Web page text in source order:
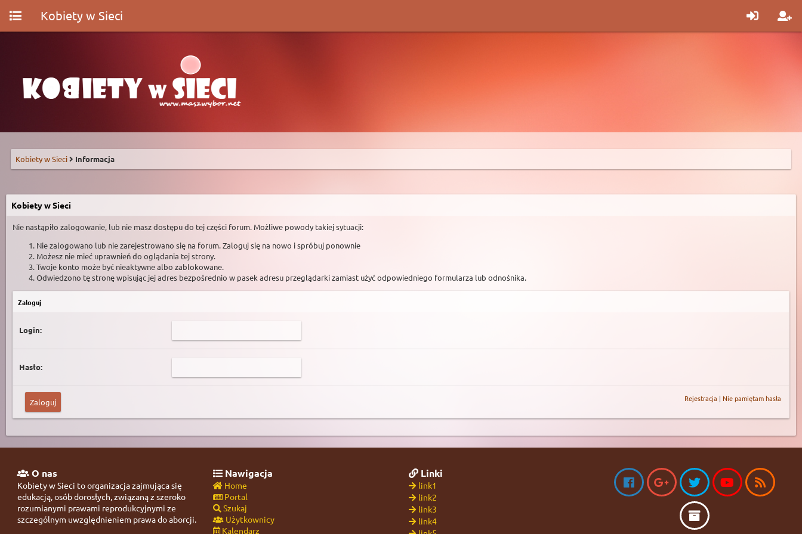
Kobiety w Sieci
Kobiety w Sieci Informacja
Kobiety w Sieci
Nie nastąpiło zalogowanie, lub nie masz dostępu do tej części forum. Możliwe powody takiej sytuacji:
Nie zalogowano lub nie zarejestrowano się na forum. Zaloguj się na nowo i spróbuj ponownie
Możesz nie mieć uprawnień do oglądania tej strony.
Twoje konto może być nieaktywne albo zablokowane.
Odwiedzono tę stronę wpisując jej adres bezpośrednio w pasek adresu przeglądarki zamiast użyć odpowiedniego formularza lub odnośnika.
Zaloguj
Login:
Hasło:
Rejestracja | Nie pamiętam hasła
O nas
Kobiety w Sieci to organizacja zajmująca się
edukacją, osób dorosłych, związaną z szeroko
rozumianymi prawami reprodukcyjnymi ze
szczególnym uwzględnieniem prawa do aborcji.
Nawigacja
Home
Portal
Szukaj
Użytkownicy
Kalendarz
Linki
link1
link2
link3
link4